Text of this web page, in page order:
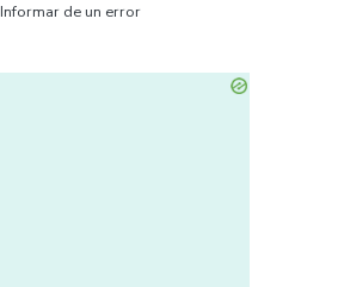
Informar de un error